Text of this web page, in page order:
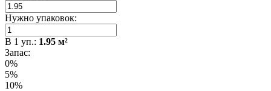
Нужно упаковок:
В 1 уп.: 1.95 м²
Запас:
0%
5%
10%